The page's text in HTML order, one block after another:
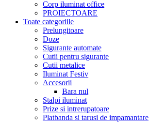
Corp iluminat office
PROIECTOARE
Toate categoriile
Prelungitoare
Doze
Sigurante automate
Cutii pentru sigurante
Cutii metalice
Iluminat Festiv
Accesorii
Bara nul
Stalpi iluminat
Prize si intrerupatoare
Platbanda si tarusi de impamantare